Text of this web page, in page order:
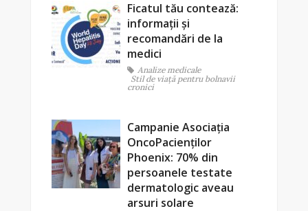
Ficatul tău contează:
informații și
recomandări de la
medici
Analize medicale
Stil de viaţă pentru bolnavii
cronici
Campanie Asociația
OncoPacienților
Phoenix: 70% din
persoanele testate
dermatologic aveau
arsuri solare